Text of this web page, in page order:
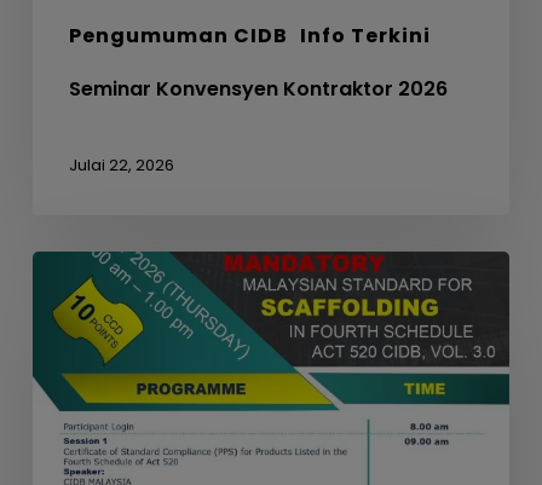
Pengumuman CIDB Info Terkini
Seminar Konvensyen Kontraktor 2026
Julai 22, 2026
WEBINAR
MANDATORY
MALAYSIAN
STANDARD
FOR
SCAFFOLDING